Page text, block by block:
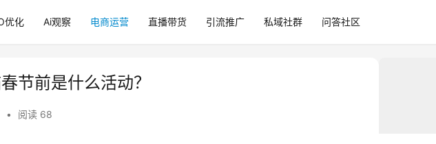
优化 Ai观察 电商运营 直播带货 引流推广 私域社群 问答社区
节前是什么活动？
• 阅读 68